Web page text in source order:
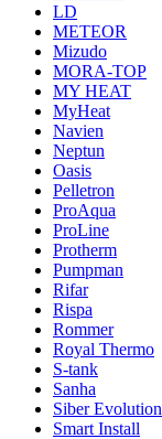
LD
METEOR
Mizudo
MORA-TOP
MY HEAT
MyHeat
Navien
Neptun
Oasis
Pelletron
ProAqua
ProLine
Protherm
Pumpman
Rifar
Rispa
Rommer
Royal Thermo
S-tank
Sanha
Siber Evolution
Smart Install